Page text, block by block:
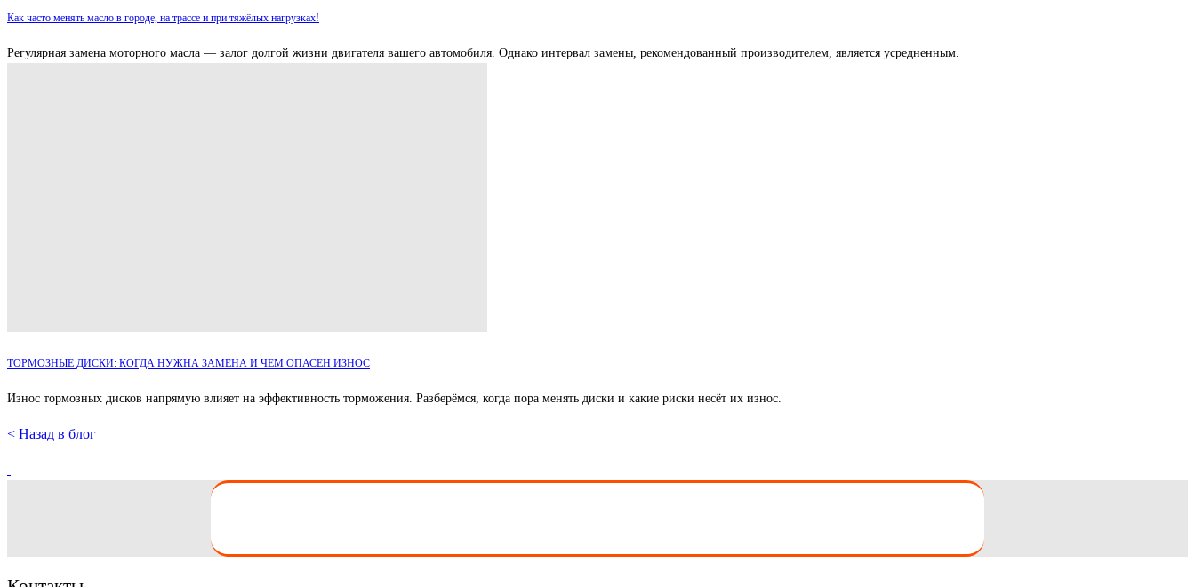
Как часто менять масло в городе, на трассе и при тяжёлых нагрузках!
Регулярная замена моторного масла — залог долгой жизни двигателя вашего автомобиля. Однако интервал замены, рекомендованный производителем, является усредненным.
ТОРМОЗНЫЕ ДИСКИ: КОГДА НУЖНА ЗАМЕНА И ЧЕМ ОПАСЕН ИЗНОС
Износ тормозных дисков напрямую влияет на эффективность торможения. Разберёмся, когда пора менять диски и какие риски несёт их износ.
< Назад в блог